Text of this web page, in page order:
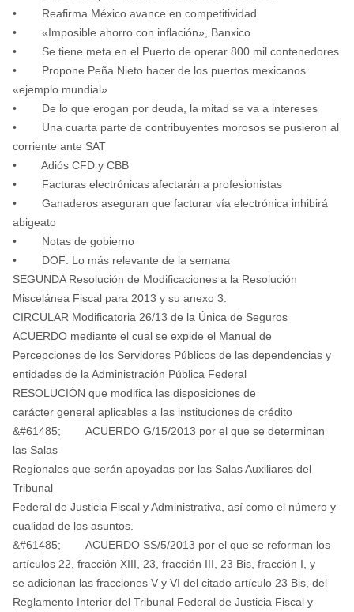
• Reafirma México avance en competitividad
• «Imposible ahorro con inflación», Banxico
• Se tiene meta en el Puerto de operar 800 mil contenedores
• Propone Peña Nieto hacer de los puertos mexicanos
«ejemplo mundial»
• De lo que erogan por deuda, la mitad se va a intereses
• Una cuarta parte de contribuyentes morosos se pusieron al
corriente ante SAT
• Adiós CFD y CBB
• Facturas electrónicas afectarán a profesionistas
• Ganaderos aseguran que facturar vía electrónica inhibirá
abigeato
• Notas de gobierno
• DOF: Lo más relevante de la semana
SEGUNDA Resolución de Modificaciones a la Resolución
Miscelánea Fiscal para 2013 y su anexo 3.
CIRCULAR Modificatoria 26/13 de la Única de Seguros
ACUERDO mediante el cual se expide el Manual de
Percepciones de los Servidores Públicos de las dependencias y
entidades de la Administración Pública Federal
RESOLUCIÓN que modifica las disposiciones de
carácter general aplicables a las instituciones de crédito
&#61485; ACUERDO G/15/2013 por el que se determinan
las Salas
Regionales que serán apoyadas por las Salas Auxiliares del
Tribunal
Federal de Justicia Fiscal y Administrativa, así como el número y
cualidad de los asuntos.
&#61485; ACUERDO SS/5/2013 por el que se reforman los
artículos 22, fracción XIII, 23, fracción III, 23 Bis, fracción I, y
se adicionan las fracciones V y VI del citado artículo 23 Bis, del
Reglamento Interior del Tribunal Federal de Justicia Fiscal y